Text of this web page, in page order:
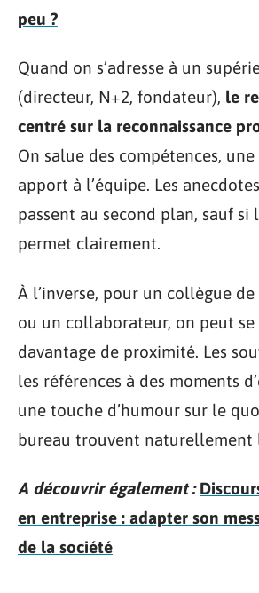
peu ?
Quand on s’adresse à un
(directeur, N+2, fondateur), le
centré sur la reconnaissance
On salue des compétences,
apport à l’équipe. Les
passent au second plan, sauf
permet clairement.
À l’inverse, pour un collègue
ou un collaborateur, on peut
davantage de proximité. Les
les références à des moments
une touche d’humour sur le
bureau trouvent naturellement
A découvrir également :
en entreprise : adapter son
de la société